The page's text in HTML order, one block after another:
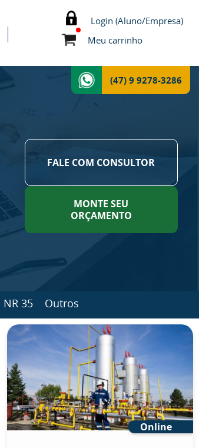
Login (Aluno/Empresa)
Meu carrinho
(47) 9 9278-3286
FALE COM CONSULTOR
MONTE SEU
ORÇAMENTO
NR 35 Outros
Online